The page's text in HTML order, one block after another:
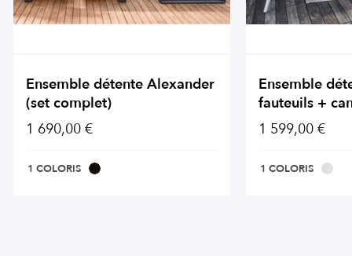
Ensemble détente Alexander
(set complet)
1 690,00 €
1 COLORIS
Ensemble
fauteuils +
1 599,00 €
1 COLORIS